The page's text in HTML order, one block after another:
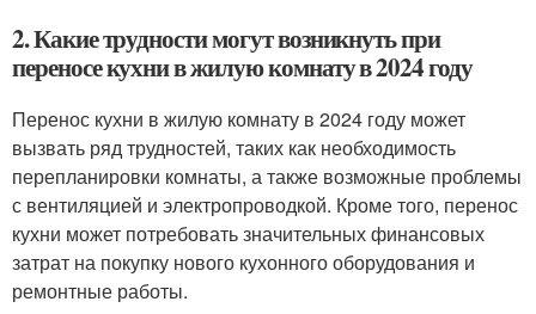
2. Какие трудности могут возникнуть при
переносе кухни в жилую комнату в 2024 году
Перенос кухни в жилую комнату в 2024 году может
вызвать ряд трудностей, таких как необходимость
перепланировки комнаты, а также возможные проблемы
с вентиляцией и электропроводкой. Кроме того, перенос
кухни может потребовать значительных финансовых
затрат на покупку нового кухонного оборудования и
ремонтные работы.